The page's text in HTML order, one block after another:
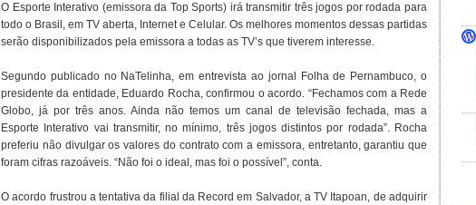
O Esporte Interativo (emissora da Top Sports) irá transmitir três jogos por rodada para
todo o Brasil, em TV aberta, Internet e Celular. Os melhores momentos dessas partidas
serão disponibilizados pela emissora a todas as TV’s que tiverem interesse.
Segundo publicado no NaTelinha, em entrevista ao jornal Folha de Pernambuco, o
presidente da entidade, Eduardo Rocha, confirmou o acordo. “Fechamos com a Rede
Globo, já por três anos. Ainda não temos um canal de televisão fechada, mas a
Esporte Interativo vai transmitir, no mínimo, três jogos distintos por rodada”. Rocha
preferiu não divulgar os valores do contrato com a emissora, entretanto, garantiu que
foram cifras razoáveis. “Não foi o ideal, mas foi o possível”, conta.
O acordo frustrou a tentativa da filial da Record em Salvador, a TV Itapoan, de adquirir